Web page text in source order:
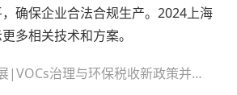
确保企业合法合规生产。2024上海
多相关技术和方案。
上一篇: 上海环保展|VOCs治理与环保税收新政策并行，助力生态文明建设